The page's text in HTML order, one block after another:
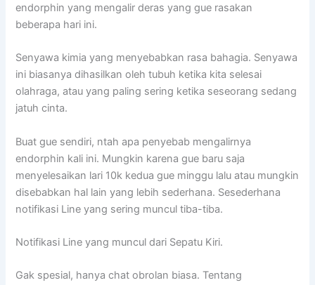
endorphin yang mengalir deras yang gue rasakan
beberapa hari ini.
Senyawa kimia yang menyebabkan rasa bahagia. Senyawa
ini biasanya dihasilkan oleh tubuh ketika kita selesai
olahraga, atau yang paling sering ketika seseorang sedang
jatuh cinta.
Buat gue sendiri, ntah apa penyebab mengalirnya
endorphin kali ini. Mungkin karena gue baru saja
menyelesaikan lari 10k kedua gue minggu lalu atau mungkin
disebabkan hal lain yang lebih sederhana. Sesederhana
notifikasi Line yang sering muncul tiba-tiba.
Notifikasi Line yang muncul dari Sepatu Kiri.
Gak spesial, hanya chat obrolan biasa. Tentang